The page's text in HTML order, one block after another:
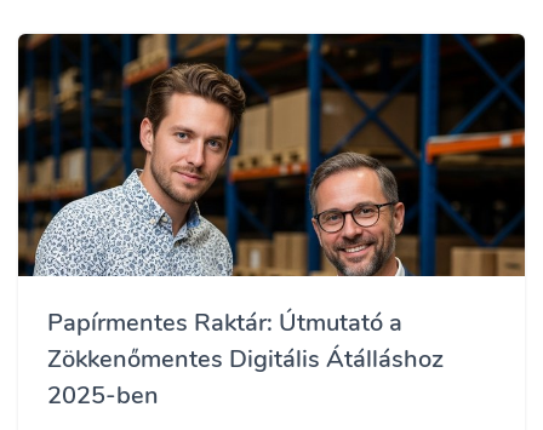
Papírmentes Raktár: Útmutató a
Zökkenőmentes Digitális Átálláshoz
2025-ben